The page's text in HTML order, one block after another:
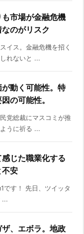
市場が金融危機
のがリスク
イス。金融危機を招く
れないと ...
動く可能性。特
の可能性。
党総裁にマスコミが推
うに祈る ...
じた職業化する
不安
です！ 先日、ツイッタ
...
、エボラ。地政